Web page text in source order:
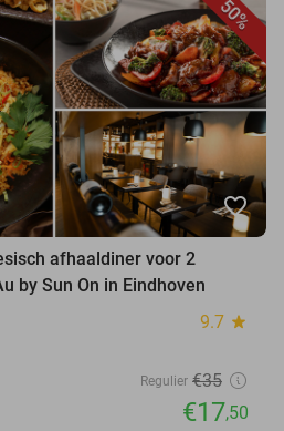
50%
favorite_border
afhaaldiner voor 2
by Sun On in Eindhoven
9.7 star
Regulier €35
€17,50